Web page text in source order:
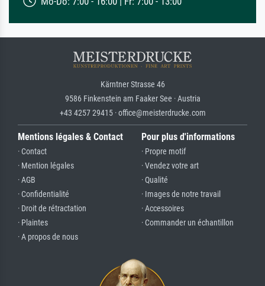
Kärntner Strasse 46
9586 Finkenstein am Faaker See · Austria
+43 4257 29415 · office@meisterdrucke.com
Mentions légales & Contact
· Contact
· Mention légales
· AGB
· Confidentialité
· Droit de rétractation
· Plaintes
· A propos de nous
Pour plus d'informations
· Propre motif
· Vendez votre art
· Qualité
· Images de notre travail
· Accessoires
· Commander un échantillon